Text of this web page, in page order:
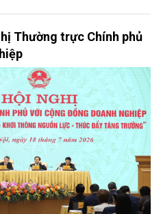
Thường trực Chính phủ